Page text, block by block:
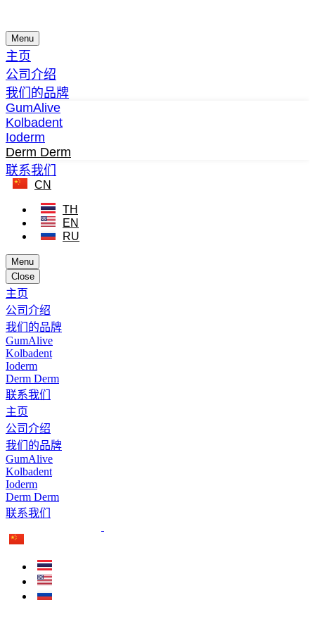
Menu
主页
公司介绍
我们的品牌
GumAlive
Kolbadent
Ioderm
Derm Derm
联系我们
CN
TH
Menu
Close
主页
公司介绍
我们的品牌
GumAlive
Kolbadent
Ioderm
Derm Derm
联系我们
主页
公司介绍
我们的品牌
GumAlive
Kolbadent
Derm Derm
联系我们